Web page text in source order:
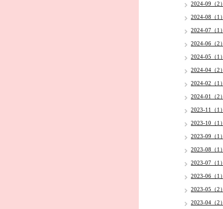
2024-09（2）
2024-08（1）
2024-07（1）
2024-06（2）
2024-05（1）
2024-04（2）
2024-02（1）
2024-01（2）
2023-11（1）
2023-10（1）
2023-09（1）
2023-08（1）
2023-07（1）
2023-06（1）
2023-05（2）
2023-04（2）